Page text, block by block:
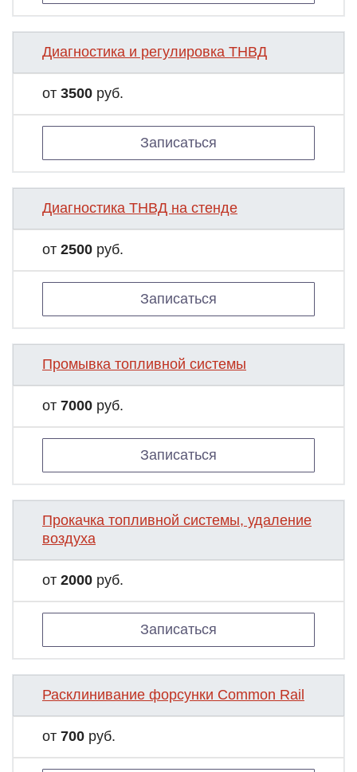
Диагностика и регулировка ТНВД
от 3500 руб.
Записаться
Диагностика ТНВД на стенде
от 2500 руб.
Записаться
Промывка топливной системы
от 7000 руб.
Записаться
Прокачка топливной системы, удаление
воздуха
от 2000 руб.
Записаться
Расклинивание форсунки Common Rail
от 700 руб.